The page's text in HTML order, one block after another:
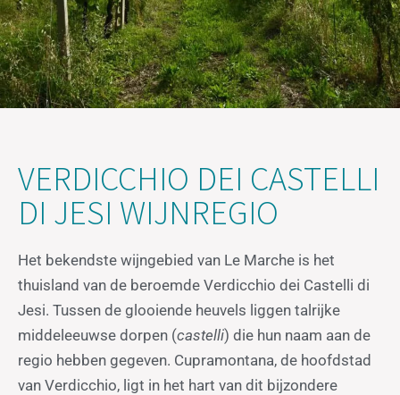
VERDICCHIO DEI CASTELLI
DI JESI WIJNREGIO
Het bekendste wijngebied van Le Marche is het
thuisland van de beroemde Verdicchio dei Castelli di
Jesi. Tussen de glooiende heuvels liggen talrijke
middeleeuwse dorpen (castelli) die hun naam aan de
regio hebben gegeven. Cupramontana, de hoofdstad
van Verdicchio, ligt in het hart van dit bijzondere